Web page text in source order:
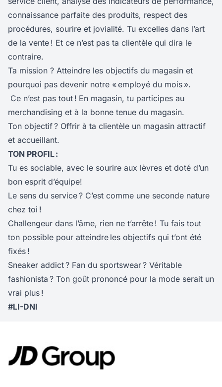
connaissance parfaite des produits, respect des
procédures, sourire et jovialité. Tu excelles dans l’art
de la vente ! Et ce n’est pas ta clientèle qui dira le
contraire.
Ta mission ? Atteindre les objectifs du magasin et
pourquoi pas devenir notre « employé du mois ».
Ce n’est pas tout ! En magasin, tu participes au
merchandising et à la bonne tenue du magasin.
Ton objectif ? Offrir à ta clientèle un magasin attractif
et accueillant.
TON PROFIL :
Tu es sociable, avec le sourire aux lèvres et doté d’un
bon esprit d’équipe!
Le sens du service ? C’est comme une seconde nature
chez toi !
Challengeur dans l’âme, rien ne t’arrête ! Tu fais tout
ton possible pour atteindre les objectifs qui t’ont été
fixés !
Sneaker addict ? Fan du sportswear ? Véritable
fashionista ? Ton goût prononcé pour la mode serait un
vrai plus !
#LI-DNI